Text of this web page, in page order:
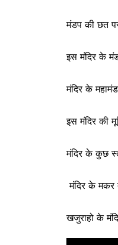
मंडप की छत
इस मंदिर के
मंदिर के
इस मंदिर की
मंदिर के कुछ
मंदिर के मकर
खजुराहो के